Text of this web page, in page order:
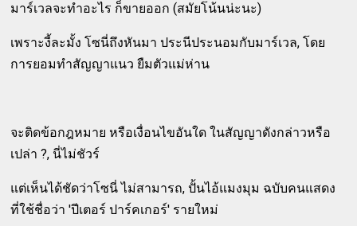
มาร์เวลจะทำอะไร ก็ขายออก (สมัยโน้นน่ะนะ)
เพราะงี้ละมั้ง โซนี่ถึงหันมา ประนีประนอมกับมาร์เวล, โดย
การยอมทำสัญญาแนว ยืมตัวแม่ห่าน
จะติดข้อกฎหมาย หรือเงื่อนไขอันใด ในสัญญาดังกล่าวหรือ
เปล่า ?, นี่ไม่ชัวร์
แต่เห็นได้ชัดว่าโซนี่ ไม่สามารถ, ปั้นไอ้แมงมุม ฉบับคนแสดง
ที่ใช้ชื่อว่า 'ปีเตอร์ ปาร์คเกอร์' รายใหม่